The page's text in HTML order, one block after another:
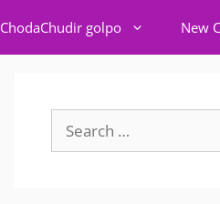
ChodaChudir golpo New
for: